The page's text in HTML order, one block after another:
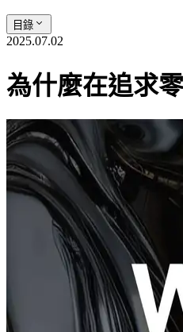
目錄
2025.07.02
為什麼在追求